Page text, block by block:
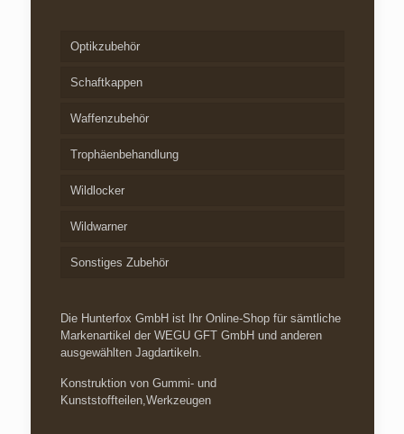
Optikzubehör
Schaftkappen
Waffenzubehör
Trophäenbehandlung
Wildlocker
Wildwarner
Sonstiges Zubehör
Die Hunterfox GmbH ist Ihr Online-Shop für sämtliche
Markenartikel der WEGU GFT GmbH und anderen
ausgewählten Jagdartikeln.
Konstruktion von Gummi- und
Kunststoffteilen,Werkzeugen